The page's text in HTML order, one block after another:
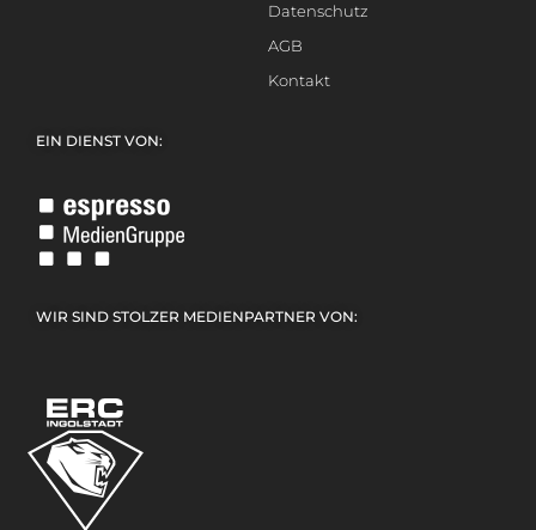
Datenschutz
AGB
Kontakt
EIN DIENST VON:
WIR SIND STOLZER MEDIENPARTNER VON: